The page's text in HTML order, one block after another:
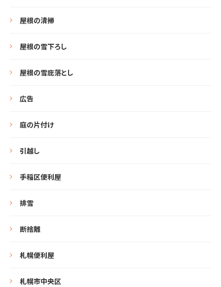
屋根の清掃
屋根の雪下ろし
屋根の雪庇落とし
広告
庭の片付け
引越し
手稲区便利屋
排雪
断捨離
札幌便利屋
札幌市中央区